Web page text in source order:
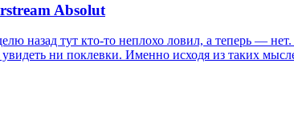
Absolut
назад тут кто-то неплохо ловил, а теперь —
ни поклевки. Именно исходя из таких